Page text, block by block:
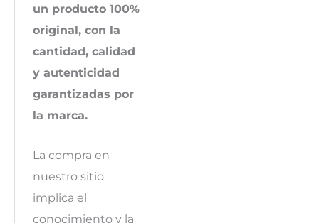
un producto 100%
original, con la
cantidad, calidad
y autenticidad
garantizadas por
la marca.
La compra en
nuestro sitio
implica el
conocimiento y la